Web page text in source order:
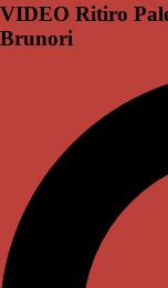
VIDEO Ritiro
Brunori